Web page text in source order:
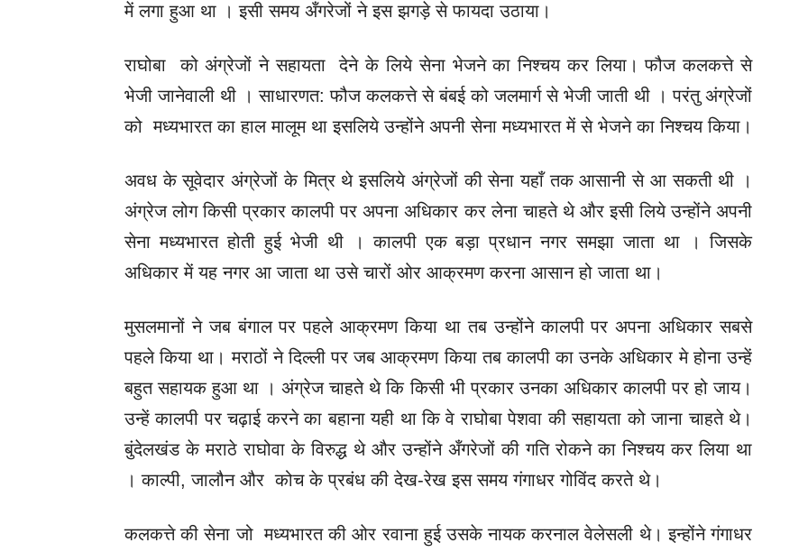
में लगा हुआ था । इसी समय अँगरेजों ने इस झगड़े से फायदा उठाया।
राघोबा को अंग्रेजों ने सहायता देने के लिये सेना भेजने का निश्चय कर लिया। फौज कलकत्ते से
भेजी जानेवाली थी । साधारणत: फौज कलकत्ते से बंबई को जलमार्ग से भेजी जाती थी । परंतु अंग्रेजों
को मध्यभारत का हाल मालूम था इसलिये उन्होंने अपनी सेना मध्यभारत में से भेजने का निश्चय किया।
अवध के सूवेदार अंग्रेजों के मित्र थे इसलिये अंग्रेजों की सेना यहाँ तक आसानी से आ सकती थी ।
अंग्रेज लोग किसी प्रकार कालपी पर अपना अधिकार कर लेना चाहते थे और इसी लिये उन्होंने अपनी
सेना मध्यभारत होती हुई भेजी थी । कालपी एक बड़ा प्रधान नगर समझा जाता था । जिसके
अधिकार में यह नगर आ जाता था उसे चारों ओर आक्रमण करना आसान हो जाता था।
मुसलमानों ने जब बंगाल पर पहले आक्रमण किया था तब उन्होंने कालपी पर अपना अधिकार सबसे
पहले किया था। मराठों ने दिल्ली पर जब आक्रमण किया तब कालपी का उनके अधिकार मे होना उन्हें
बहुत सहायक हुआ था । अंग्रेज चाहते थे कि किसी भी प्रकार उनका अधिकार कालपी पर हो जाय।
उन्हें कालपी पर चढ़ाई करने का बहाना यही था कि वे राघोबा पेशवा की सहायता को जाना चाहते थे।
बुंदेलखंड के मराठे राघोवा के विरुद्ध थे और उन्होंने अँगरेजों की गति रोकने का निश्चय कर लिया था
। काल्‍पी, जालौन और कोच के प्रबंध की देख-रेख इस समय गंगाधर गोविंद करते थे।
कलकत्ते की सेना जो मध्यभारत की ओर रवाना हुई उसके नायक करनाल वेलेसली थे। इन्होंने गंगाधर